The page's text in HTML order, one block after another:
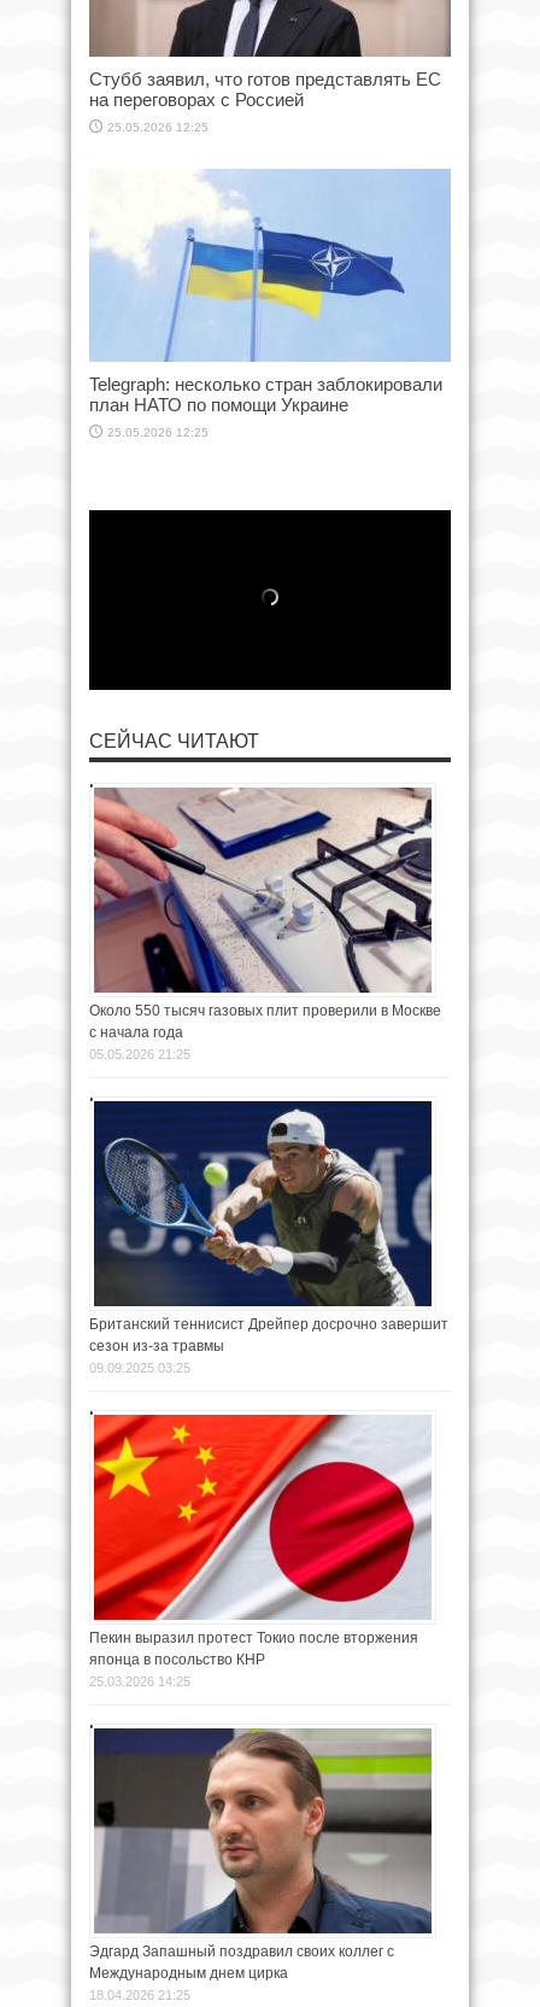
Стубб заявил, что готов представлять ЕС
на переговорах с Россией
25.05.2026 12:25
Telegraph: несколько стран заблокировали
план НАТО по помощи Украине
25.05.2026 12:25
СЕЙЧАС ЧИТАЮТ
Около 550 тысяч газовых плит проверили в Москве
с начала года
05.05.2026 21:25
Британский теннисист Дрейпер досрочно завершит
сезон из-за травмы
09.09.2025 03:25
Пекин выразил протест Токио после вторжения
японца в посольство КНР
25.03.2026 14:25
Эдгард Запашный поздравил своих коллег с
Международным днем цирка
18.04.2026 21:25